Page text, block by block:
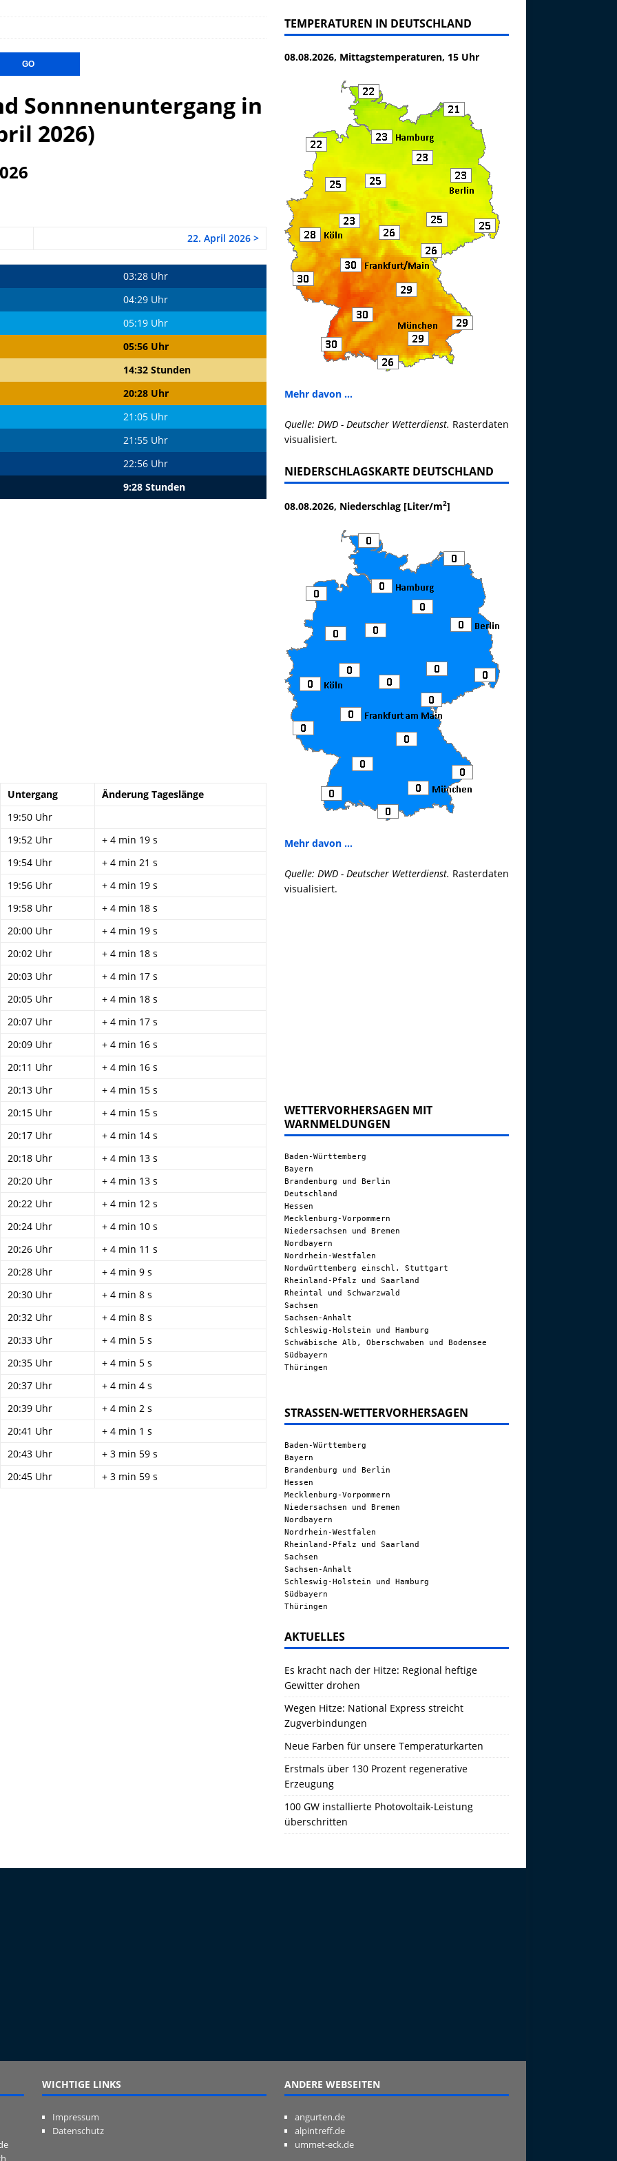
Sonnnenuntergang in
2026)
22. April 2026 >
03:28 Uhr
04:29 Uhr
05:19 Uhr
05:56 Uhr
14:32 Stunden
20:28 Uhr
21:05 Uhr
21:55 Uhr
22:56 Uhr
9:28 Stunden
Untergang
Änderung Tageslänge
19:50 Uhr
19:52 Uhr
+ 4 min 19 s
19:54 Uhr
+ 4 min 21 s
19:56 Uhr
+ 4 min 19 s
19:58 Uhr
+ 4 min 18 s
20:00 Uhr
+ 4 min 19 s
20:02 Uhr
+ 4 min 18 s
20:03 Uhr
+ 4 min 17 s
20:05 Uhr
+ 4 min 18 s
20:07 Uhr
+ 4 min 17 s
20:09 Uhr
+ 4 min 16 s
20:11 Uhr
+ 4 min 16 s
20:13 Uhr
+ 4 min 15 s
20:15 Uhr
+ 4 min 15 s
20:17 Uhr
+ 4 min 14 s
20:18 Uhr
+ 4 min 13 s
20:20 Uhr
+ 4 min 13 s
20:22 Uhr
+ 4 min 12 s
20:24 Uhr
+ 4 min 10 s
20:26 Uhr
+ 4 min 11 s
20:28 Uhr
+ 4 min 9 s
20:30 Uhr
+ 4 min 8 s
20:32 Uhr
+ 4 min 8 s
20:33 Uhr
+ 4 min 5 s
20:35 Uhr
+ 4 min 5 s
20:37 Uhr
+ 4 min 4 s
20:39 Uhr
+ 4 min 2 s
20:41 Uhr
+ 4 min 1 s
20:43 Uhr
+ 3 min 59 s
20:45 Uhr + 3 min 59 s
TEMPERATUREN IN DEUTSCHLAND
08.08.2026, Mittagstemperaturen, 15 Uhr
Mehr davon ...
Quelle: DWD - Deutscher Wetterdienst. Rasterdaten
visualisiert.
NIEDERSCHLAGSKARTE DEUTSCHLAND
08.08.2026, Niederschlag [Liter/m2]
Mehr davon ...
Quelle: DWD - Deutscher Wetterdienst. Rasterdaten
visualisiert.
WETTERVORHERSAGEN MIT
WARNMELDUNGEN
Baden-Württemberg
Bayern
Brandenburg und Berlin
Deutschland
Hessen
Mecklenburg-Vorpommern
Niedersachsen und Bremen
Nordbayern
Nordrhein-Westfalen
Nordwürttemberg einschl. Stuttgart
Rheinland-Pfalz und Saarland
Rheintal und Schwarzwald
Sachsen
Sachsen-Anhalt
Schleswig-Holstein und Hamburg
Schwäbische Alb, Oberschwaben und Bodensee
Südbayern
Thüringen
STRASSEN-WETTERVORHERSAGEN
Baden-Württemberg
Bayern
Brandenburg und Berlin
Hessen
Mecklenburg-Vorpommern
Niedersachsen und Bremen
Nordbayern
Nordrhein-Westfalen
Rheinland-Pfalz und Saarland
Sachsen
Sachsen-Anhalt
Schleswig-Holstein und Hamburg
Südbayern
Thüringen
AKTUELLES
Es kracht nach der Hitze: Regional heftige
Gewitter drohen
Wegen Hitze: National Express streicht
Zugverbindungen
Neue Farben für unsere Temperaturkarten
Erstmals über 130 Prozent regenerative
Erzeugung
100 GW installierte Photovoltaik-Leistung
überschritten
WICHTIGE LINKS
Impressum
Datenschutz
ANDERE WEBSEITEN
angurten.de
alpintreff.de
ummet-eck.de